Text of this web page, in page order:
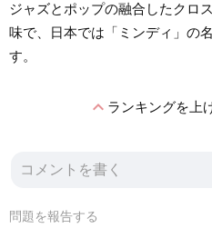
ジャズとポップの融合したクロ
味で、日本では「ミンディ」の
す。
expand_lessランキングを上
問題を報告する